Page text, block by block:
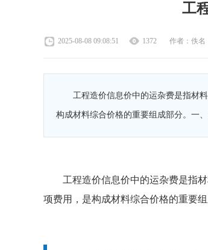
工
2025-08-08 09:08:51 1372 作者：佚名
工程造价信息价中的运杂费是指材
构成材料综合价格的重要组成部分。一
工程造价信息价中的运杂费是指
项费用，是构成材料综合价格的重要组